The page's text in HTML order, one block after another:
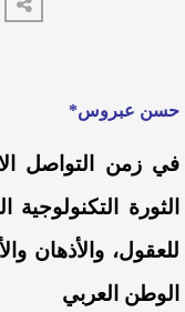
حسن عبروس*
في زمن التواصل
الثورة
للعقول، والأذهان
الوطن العربي